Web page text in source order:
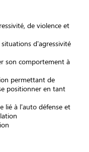
de violence et
d'agressivité
son comportement à
permettant de
positionner en tant
lié à l'auto défense et